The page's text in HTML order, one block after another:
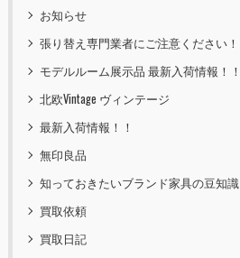
お知らせ
張り替え専門業者にご注意ください！
モデルルーム展示品 最新入荷情報！！
北欧Vintage ヴィンテージ
最新入荷情報！！
無印良品
知っておきたいブランド家具の豆知識
買取依頼
買取日記